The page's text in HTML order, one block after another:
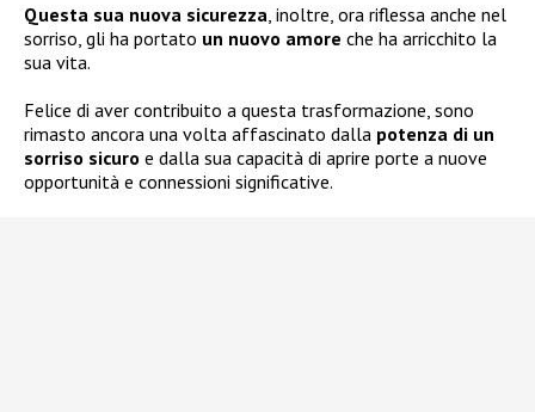
Questa sua nuova sicurezza , inoltre, ora riflessa anche nel
sorriso, gli ha portato un nuovo amore che ha arricchito la
sua vita.
Felice di aver contribuito a questa trasformazione, sono
rimasto ancora una volta affascinato dalla potenza di un
sorriso sicuro e dalla sua capacità di aprire porte a nuove
opportunità e connessioni significative.